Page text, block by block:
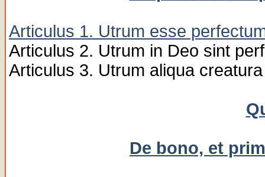
Articulus 1. Utrum esse
Articulus 2. Utrum in Deo sint
Articulus 3. Utrum aliqua
De bono, et